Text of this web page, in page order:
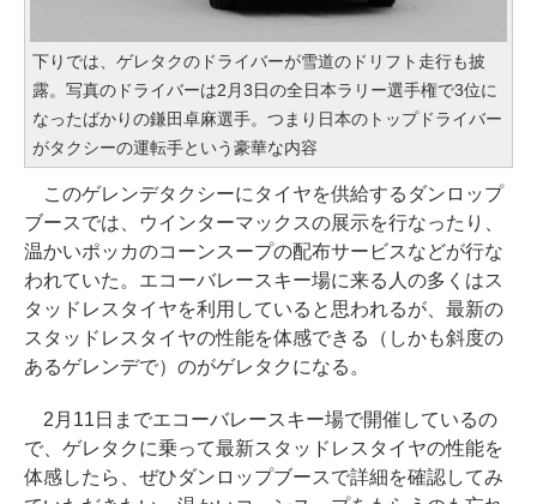
下りでは、ゲレタクのドライバーが雪道のドリフト走行も披
露。写真のドライバーは2月3日の全日本ラリー選手権で3位に
なったばかりの鎌田卓麻選手。つまり日本のトップドライバー
がタクシーの運転手という豪華な内容
このゲレンデタクシーにタイヤを供給するダンロップ
ブースでは、ウインターマックスの展示を行なったり、
温かいポッカのコーンスープの配布サービスなどが行な
われていた。エコーバレースキー場に来る人の多くはス
タッドレスタイヤを利用していると思われるが、最新の
スタッドレスタイヤの性能を体感できる（しかも斜度の
あるゲレンデで）のがゲレタクになる。
2月11日までエコーバレースキー場で開催しているの
で、ゲレタクに乗って最新スタッドレスタイヤの性能を
体感したら、ぜひダンロップブースで詳細を確認してみ